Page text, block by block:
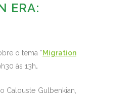
ERA:
o tema “Migration
às 13h.
Calouste Gulbenkian,